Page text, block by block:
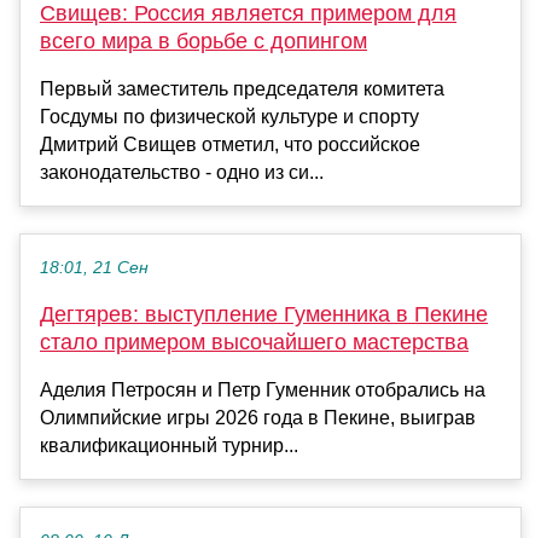
Свищев: Россия является примером для
всего мира в борьбе с допингом
Первый заместитель председателя комитета
Госдумы по физической культуре и спорту
Дмитрий Свищев отметил, что российское
законодательство - одно из си...
18:01, 21 Сен
Дегтярев: выступление Гуменника в Пекине
стало примером высочайшего мастерства
Аделия Петросян и Петр Гуменник отобрались на
Олимпийские игры 2026 года в Пекине, выиграв
квалификационный турнир...